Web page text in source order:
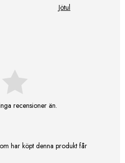
Jötul
recensioner än.
har köpt denna produkt får